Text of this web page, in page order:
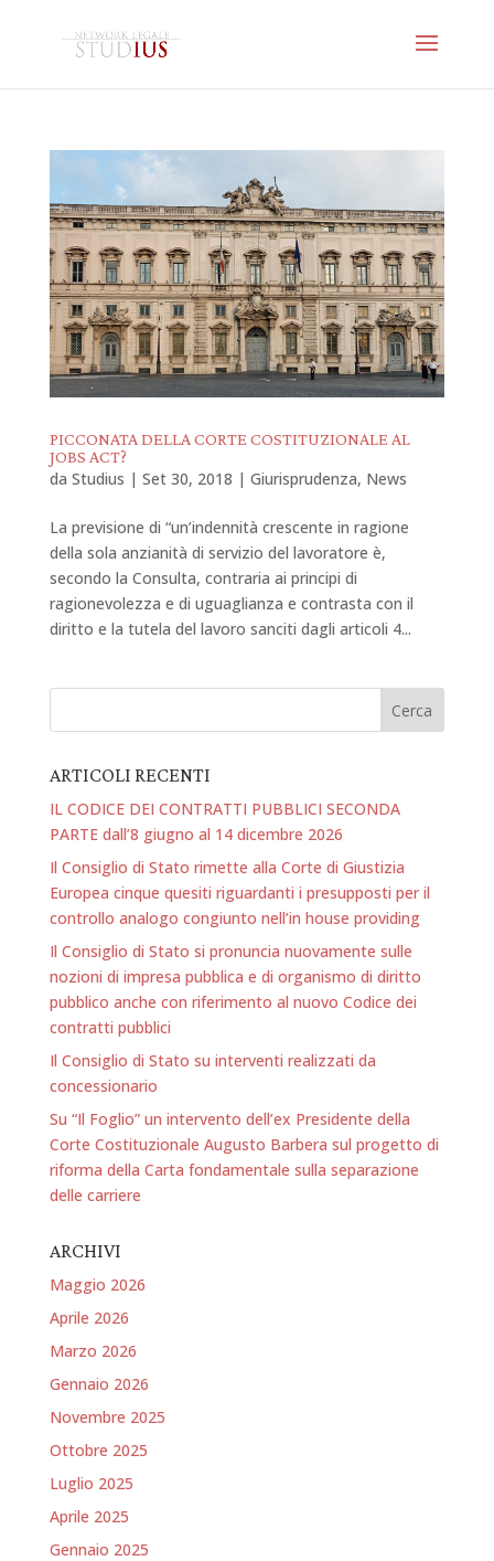
PICCONATA DELLA CORTE COSTITUZIONALE AL
JOBS ACT?
da Studius | Set 30, 2018 | Giurisprudenza, News
La previsione di “un’indennità crescente in ragione
della sola anzianità di servizio del lavoratore è,
secondo la Consulta, contraria ai principi di
ragionevolezza e di uguaglianza e contrasta con il
diritto e la tutela del lavoro sanciti dagli articoli 4...
ARTICOLI RECENTI
IL CODICE DEI CONTRATTI PUBBLICI SECONDA
PARTE dall’8 giugno al 14 dicembre 2026
Il Consiglio di Stato rimette alla Corte di Giustizia
Europea cinque quesiti riguardanti i presupposti per il
controllo analogo congiunto nell’in house providing
Il Consiglio di Stato si pronuncia nuovamente sulle
nozioni di impresa pubblica e di organismo di diritto
pubblico anche con riferimento al nuovo Codice dei
contratti pubblici
Il Consiglio di Stato su interventi realizzati da
concessionario
Su “Il Foglio” un intervento dell’ex Presidente della
Corte Costituzionale Augusto Barbera sul progetto di
riforma della Carta fondamentale sulla separazione
delle carriere
ARCHIVI
Maggio 2026
Aprile 2026
Marzo 2026
Gennaio 2026
Novembre 2025
Ottobre 2025
Luglio 2025
Aprile 2025
Gennaio 2025